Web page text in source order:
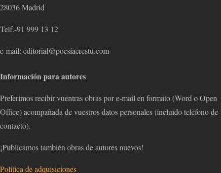
28036 Madrid
Telf.-91 999 13 12
e-mail: editorial@poesiaerestu.com
Información para autores
Preferimos recibir vuentras obras por e-mail en formato (Word o Open
Office) acompañada de vuestros datos personales (incluído teléfono de
contacto).
¡Publicamos también obras de autores nuevos!
Política de adquisiciones